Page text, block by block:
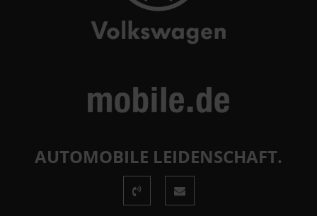
AUTOMOBILE LEIDENSCHAFT.